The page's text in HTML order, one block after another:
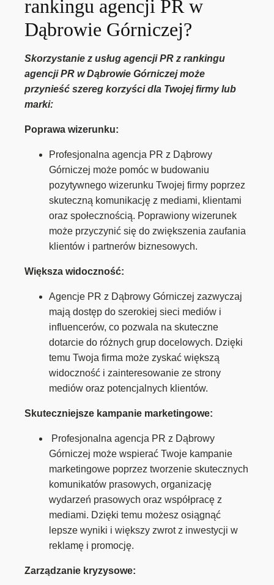
rankingu agencji PR w
Dąbrowie Górniczej?
Skorzystanie z usług agencji PR z rankingu
agencji PR w Dąbrowie Górniczej może
przynieść szereg korzyści dla Twojej firmy lub
marki:
Poprawa wizerunku:
Profesjonalna agencja PR z Dąbrowy
Górniczej może pomóc w budowaniu
pozytywnego wizerunku Twojej firmy poprzez
skuteczną komunikację z mediami, klientami
oraz społecznością. Poprawiony wizerunek
może przyczynić się do zwiększenia zaufania
klientów i partnerów biznesowych.
Większa widoczność:
Agencje PR z Dąbrowy Górniczej zazwyczaj
mają dostęp do szerokiej sieci mediów i
influencerów, co pozwala na skuteczne
dotarcie do różnych grup docelowych. Dzięki
temu Twoja firma może zyskać większą
widoczność i zainteresowanie ze strony
mediów oraz potencjalnych klientów.
Skuteczniejsze kampanie marketingowe:
Profesjonalna agencja PR z Dąbrowy
Górniczej może wspierać Twoje kampanie
marketingowe poprzez tworzenie skutecznych
komunikatów prasowych, organizację
wydarzeń prasowych oraz współpracę z
mediami. Dzięki temu możesz osiągnąć
lepsze wyniki i większy zwrot z inwestycji w
reklamę i promocję.
Zarządzanie kryzysowe: